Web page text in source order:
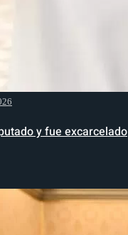
y fue excarcelado